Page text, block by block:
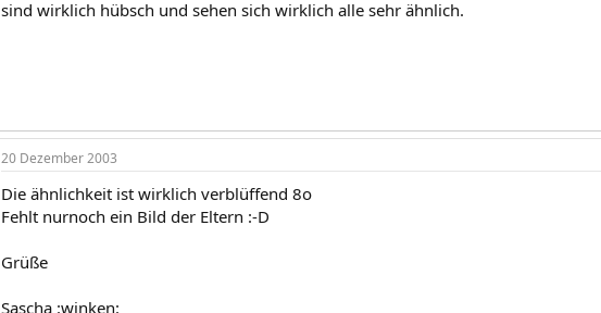
sind wirklich hübsch und sehen sich wirklich alle sehr ähnlich.
20 Dezember 2003
Die ähnlichkeit ist wirklich verblüffend 8o
Fehlt nurnoch ein Bild der Eltern :-D
Grüße
Sascha :winken: